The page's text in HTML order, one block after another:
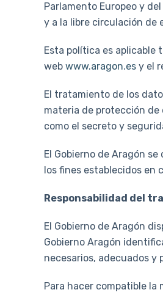
Parlamento Europeo y
y a la libre circulación de
Esta política es aplicable
web www.aragon.es y el
El tratamiento de los
materia de protección de
como el secreto y
El Gobierno de Aragón
los fines establecidos en
Responsabilidad del
El Gobierno de Aragón
Gobierno Aragón
necesarios, adecuados y
Para hacer compatible la